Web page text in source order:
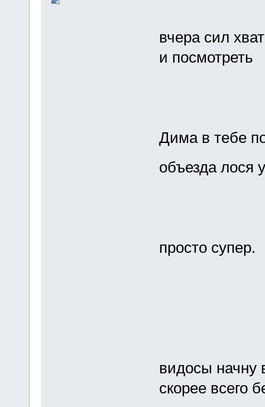
вчера сил
и посмотреть
Дима в тебе
объезда лося
просто супер.
видосы начну
скорее всего